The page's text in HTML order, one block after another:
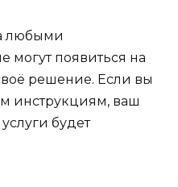
любыми
могут появиться на
решение. Если вы
инструкциям, ваш
будет